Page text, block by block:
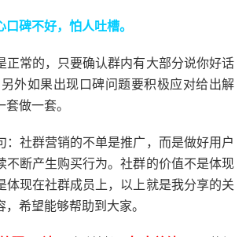
碑不好，怕人吐槽。
正常的，只要确认群内有大部分说你好话
外如果出现口碑问题要积极应对给出解
做一套。
：社群营销的不单是推广，而是做好用户
不断产生购买行为。社群的价值不是体现
体现在社群成员上，以上就是我分享的关
希望能够帮助到大家。